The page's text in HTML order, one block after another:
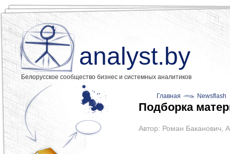
analyst.by
Белорусское сообщество бизнес и системных аналитиков
Главная Newsflash
Подборка
Автор: Роман Баканович